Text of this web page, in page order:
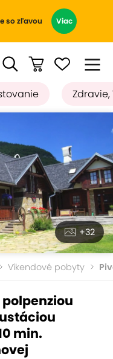
so zľavou Viac
Zdravie,
+32
Víkendové pobyty
polpenziou
min.